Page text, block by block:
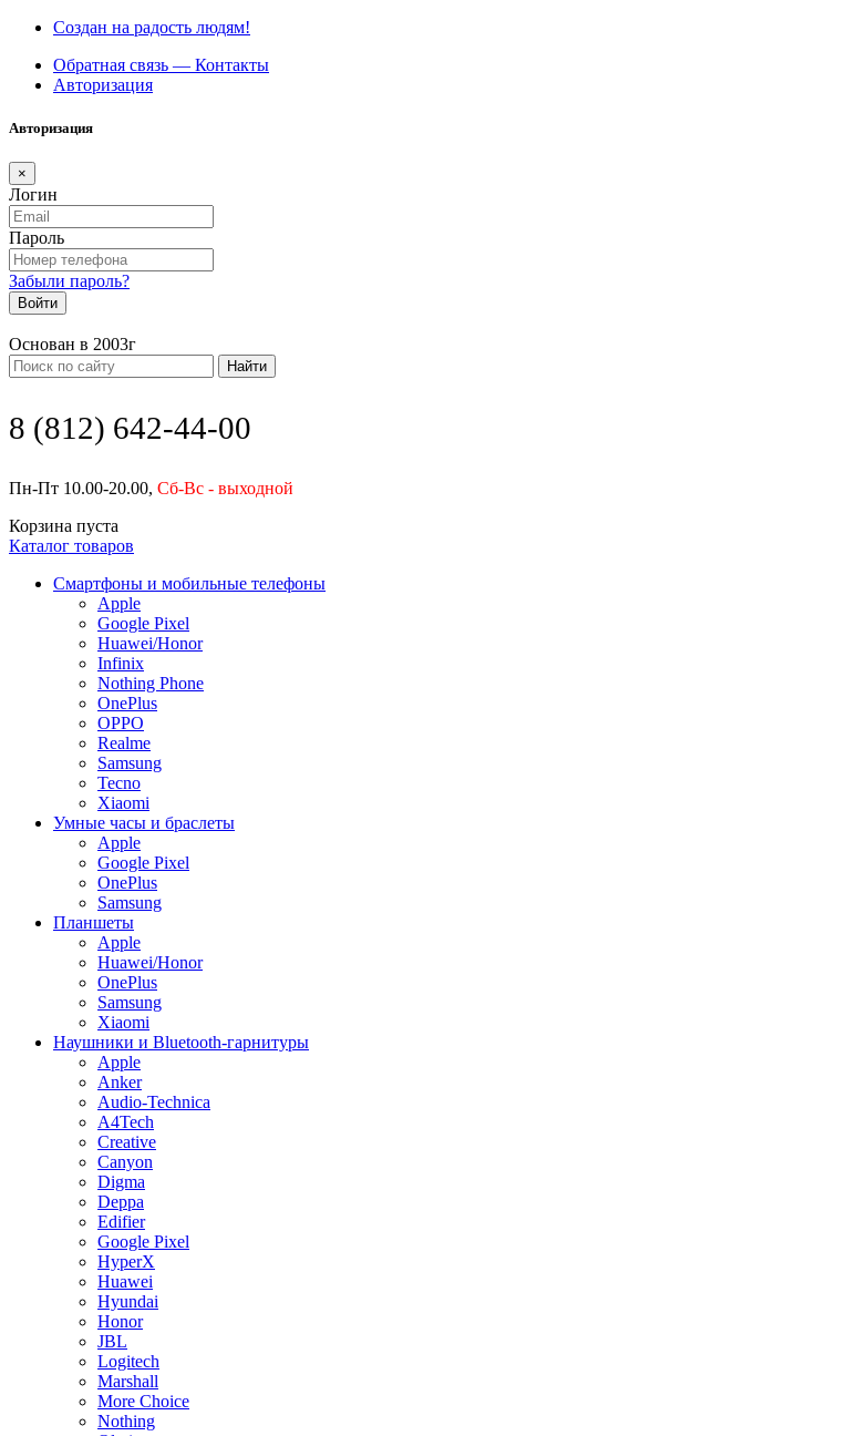
Создан на радость людям!
Обратная связь — Контакты
Авторизация
Авторизация
×
Логин
Пароль
Забыли пароль?
Войти
Основан в 2003г
Найти
8 (812) 642-44-00
Пн-Пт 10.00-20.00, Сб-Вс - выходной
Корзина пуста
Каталог товаров
Смартфоны и мобильные телефоны
Apple
Google Pixel
Huawei/Honor
Infinix
Nothing Phone
OnePlus
OPPO
Realme
Samsung
Tecno
Xiaomi
Умные часы и браслеты
Apple
Google Pixel
OnePlus
Samsung
Планшеты
Apple
Huawei/Honor
OnePlus
Samsung
Xiaomi
Наушники и Bluetooth-гарнитуры
Apple
Anker
Audio-Technica
A4Tech
Creative
Canyon
Digma
Deppa
Edifier
Google Pixel
HyperX
Huawei
Hyundai
Honor
JBL
Logitech
Marshall
More Choice
Nothing